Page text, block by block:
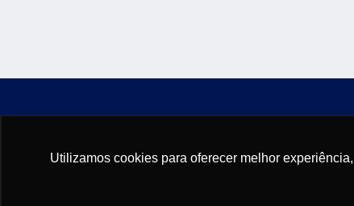
Utilizamos cookies para oferecer melhor